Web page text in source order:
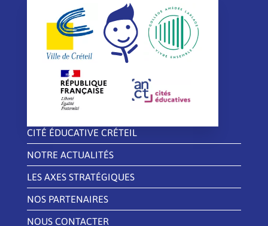
CITÉ ÉDUCATIVE CRÉTEIL
NOTRE ACTUALITÉS
LES AXES STRATÉGIQUES
NOS PARTENAIRES
NOUS CONTACTER